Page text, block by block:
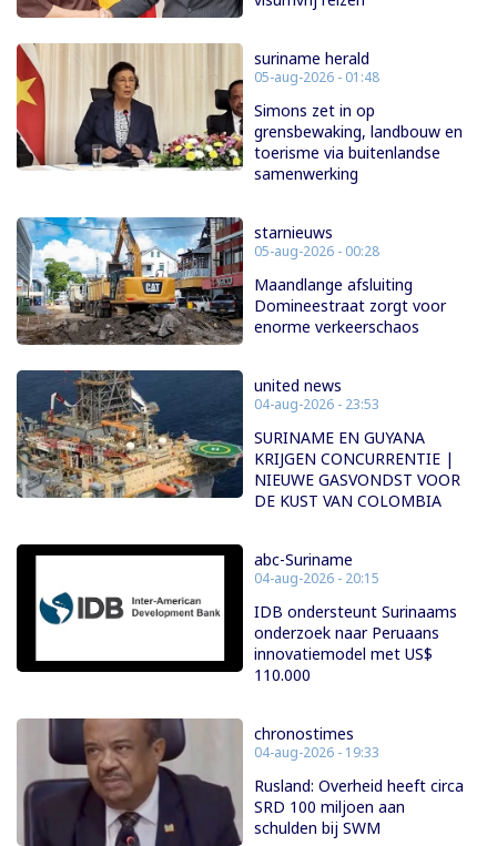
suriname herald
05-aug-2026 - 01:48
Simons zet in op
grensbewaking, landbouw en
toerisme via buitenlandse
samenwerking
starnieuws
05-aug-2026 - 00:28
Maandlange afsluiting
Domineestraat zorgt voor
enorme verkeerschaos
united news
04-aug-2026 - 23:53
SURINAME EN GUYANA
KRIJGEN CONCURRENTIE |
NIEUWE GASVONDST VOOR
DE KUST VAN COLOMBIA
abc-Suriname
04-aug-2026 - 20:15
IDB ondersteunt Surinaams
onderzoek naar Peruaans
innovatiemodel met US$
110.000
chronostimes
04-aug-2026 - 19:33
Rusland: Overheid heeft circa
SRD 100 miljoen aan
schulden bij SWM